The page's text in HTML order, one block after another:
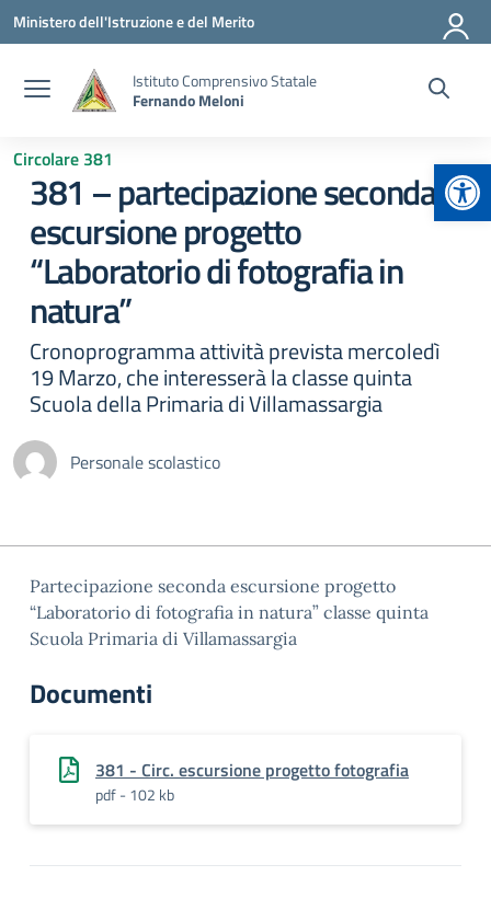
Vai ai contenuti
Vai al menu di navigazione
Vai al footer
Ministero dell'Istruzione e del Merito
Istituto Comprensivo Statale
Fernando Meloni
Circolare 381
381 – partecipazione seconda
escursione progetto
“Laboratorio di fotografia in
natura”
Cronoprogramma attività prevista mercoledì
19 Marzo, che interesserà la classe quinta
Scuola della Primaria di Villamassargia
Personale scolastico
Partecipazione seconda escursione progetto
“Laboratorio di fotografia in natura” classe quinta
Scuola Primaria di Villamassargia
Documenti
381 - Circ. escursione progetto fotografia
pdf - 102 kb